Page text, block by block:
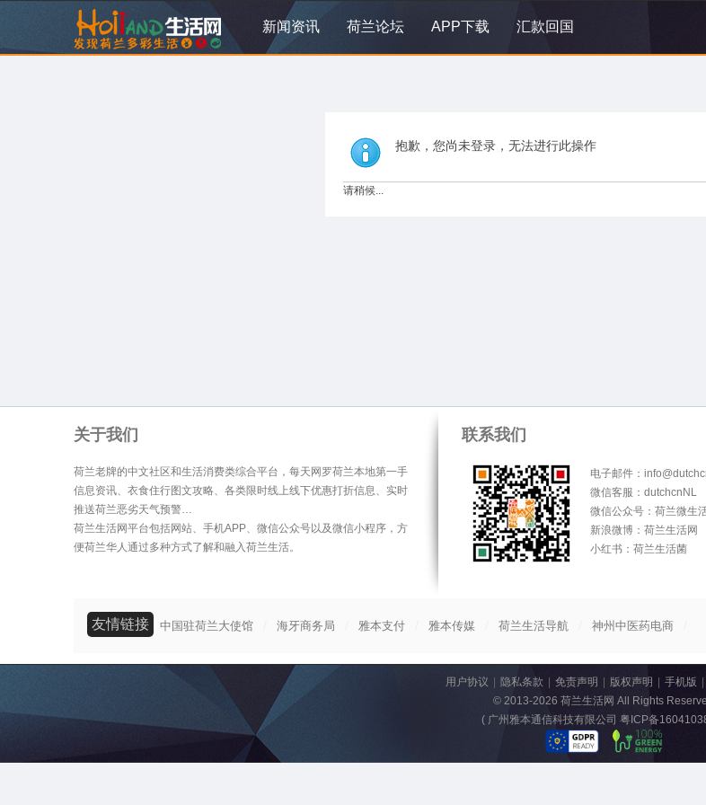
新闻资讯 荷兰论坛 APP下载 汇款回国
抱歉，您尚未登录，无法进行此操作
请稍候...
关于我们
荷兰老牌的中文社区和生活消费类综合平台，每天网罗荷兰本地第一手
信息资讯、衣食住行图文攻略、各类限时线上线下优惠打折信息、实时
推送荷兰恶劣天气预警…
荷兰生活网平台包括网站、手机APP、微信公众号以及微信小程序，方
便荷兰华人通过多种方式了解和融入荷兰生活。
联系我们
电子邮件：
微信客服：dutchcnNL
微信公众号：荷兰微生
新浪微博：荷兰生活网
小红书：荷兰生活菌
友情链接 中国驻荷兰大使馆 海牙商务局 雅本支付 雅本传媒 荷兰生活导航 神州中医药电商
用户协议 隐私条款 免责声明 版权声明 手机版
© 2013-2026 荷兰生活网 All Rights
( 广州雅本通信科技有限公司 粤ICP备